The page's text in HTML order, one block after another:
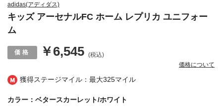
獲得ステージマイル：最大325マイル
adidas(アディダス)
キッズ アーセナルFC ホーム レプリカ ユニフォー
ム
￥6,545 (税込)
価格について
カラー：ベタースカーレット/ホワイト